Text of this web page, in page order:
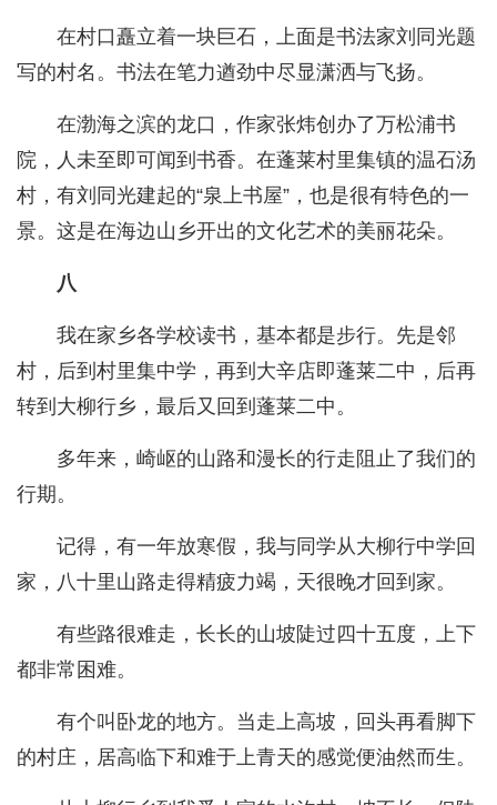
在村口矗立着一块巨石，上面是书法家刘同光题
写的村名。书法在笔力遒劲中尽显潇洒与飞扬。
在渤海之滨的龙口，作家张炜创办了万松浦书
院，人未至即可闻到书香。在蓬莱村里集镇的温石汤
村，有刘同光建起的“泉上书屋”，也是很有特色的一
景。这是在海边山乡开出的文化艺术的美丽花朵。
八
我在家乡各学校读书，基本都是步行。先是邻
村，后到村里集中学，再到大辛店即蓬莱二中，后再
转到大柳行乡，最后又回到蓬莱二中。
多年来，崎岖的山路和漫长的行走阻止了我们的
行期。
记得，有一年放寒假，我与同学从大柳行中学回
家，八十里山路走得精疲力竭，天很晚才回到家。
有些路很难走，长长的山坡陡过四十五度，上下
都非常困难。
有个叫卧龙的地方。当走上高坡，回头再看脚下
的村庄，居高临下和难于上青天的感觉便油然而生。